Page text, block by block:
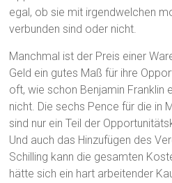
egal, ob sie mit irgendwelchen
verbunden sind oder nicht.
Manchmal ist der Preis einer
Geld ein gutes Maß für ihre
oft, wie schon Benjamin Franklin
nicht. Die sechs Pence für die in
sind nur ein Teil der
Und auch das Hinzufügen des
Schilling kann die gesamten
hätte sich ein hart arbeitender